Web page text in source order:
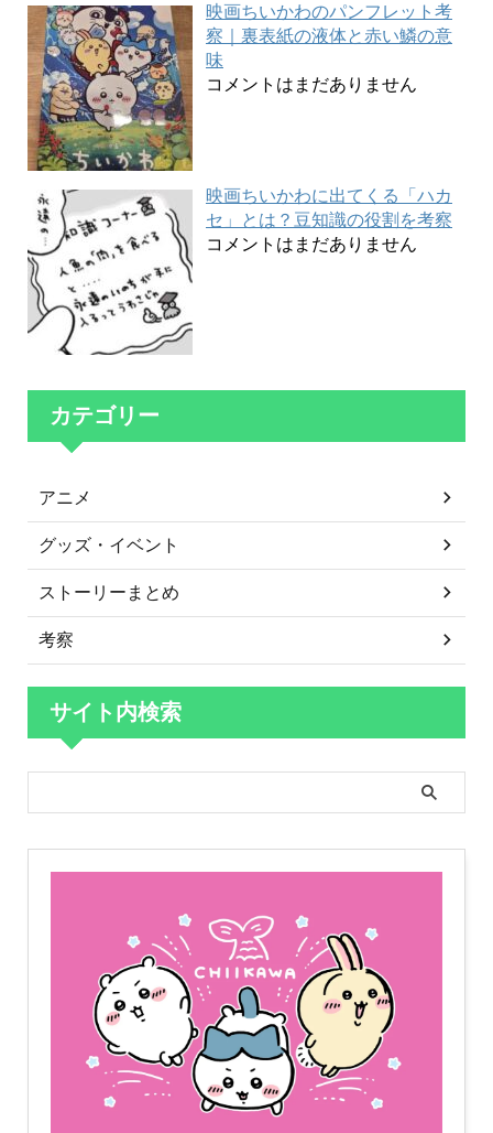
映画ちいかわのパンフレット考
察｜裏表紙の液体と赤い鱗の意
味
コメントはまだありません
映画ちいかわに出てくる「ハカ
セ」とは？豆知識の役割を考察
コメントはまだありません
カテゴリー
アニメ
グッズ・イベント
ストーリーまとめ
考察
サイト内検索